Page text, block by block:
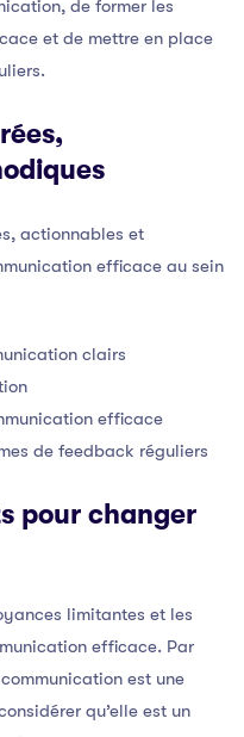
de former les
et de mettre en place
actionnables et
efficace au sein
clairs
efficace
de feedback réguliers
pour changer
limitantes et les
efficace. Par
est une
qu’elle est un